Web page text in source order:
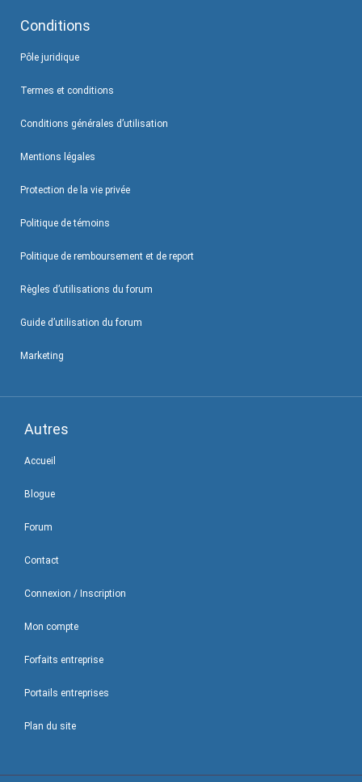
Conditions
Pôle juridique
Termes et conditions
Conditions générales d’utilisation
Mentions légales
Protection de la vie privée
Politique de témoins
Politique de remboursement et de report
Règles d’utilisations du forum
Guide d’utilisation du forum
Marketing
Autres
Accueil
Blogue
Forum
Contact
Connexion / Inscription
Mon compte
Forfaits entreprise
Portails entreprises
Plan du site